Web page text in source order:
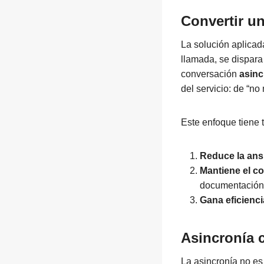
Convertir
La solución
llamada, se
conversación
del servicio: de “no
Este enfoque tiene
Reduce la
Mantiene el
Gana
Asincronía
La asincronía no